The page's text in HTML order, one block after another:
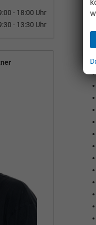
- 18:00 Uhr
- 13:30 Uhr